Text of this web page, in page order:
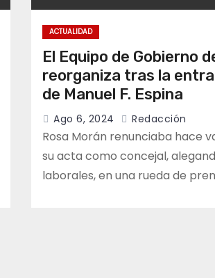
ACTUALIDAD
El Equipo de Gobierno
reorganiza tras la
de Manuel F. Espina
Ago 6, 2024 Redacción
Rosa Morán renunciaba hace
su acta como concejal,
laborales, en una rueda de